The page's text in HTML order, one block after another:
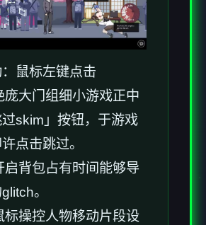
鼠标左键点击
庞大门组细小游戏正中
skim」按钮，于游戏
点击跳过。
启背包占有时间能够导
。
标操控人物移动片段设